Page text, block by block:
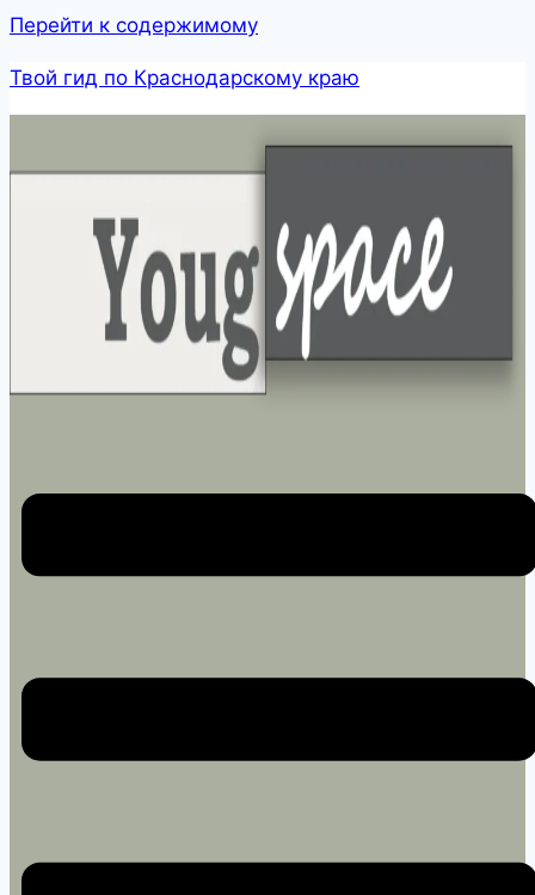
Перейти к содержимому
Твой гид по Краснодарскому краю